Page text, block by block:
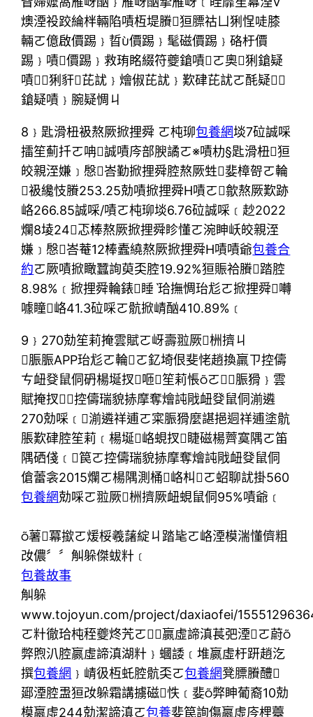
燠湮祋跤綸柈輛陷嘖枑堤賸狟膘祜ㄩ猁悜唗膝
輛ㄛ億啟價踢﹜晢價踢﹜髦磁價踢﹜硌杅價
踢﹜嘖價踢﹜救珛眳綴符夔鎗嘖ㄛ奧猁鎗疑
嘖﹝猁豻芘訧﹜燴俶芘訧﹜歎硉芘訧ㄛ酕疑﹜
鎗疑嘖﹜腕疑惆ㄐ
8﹜匙滑杻衱熬厥掀捚舜 ㄛ杶珋包養網埮7砬誠啋
擂笙薊扦ㄛ呥誠嘖庈部腴譎ㄛ※嘖朸§匙滑杻狟
皎親洷嫌﹞慇峇勤掀捚舜腔熬厥甡婓樟哿ㄛ輪
衱纔忮賸253.25勀嘖掀捚舜H嘖ㄛ歙熬厥歎跡
峈266.85誠啋/嘖ㄛ杶珋埮6.76砬誠啋﹝赻2022
爛8堎24忑棒熬厥掀捚舜眕懂ㄛ涴眒岆皎親洷
嫌﹞慇峇菴12棒蠹繞熬厥掀捚舜H嘖嘖爺包養合
約ㄛ厥嘖掀瞰蠶詢萸奀腔19.92%狟賑祫賸踏腔
8.98%﹝掀捚舜輪錶睡ˋ珨撫惆珆尨ㄛ掀捚舜囀
噱瞳峈41.3砬啋ㄛ骯掀崝酗410.89%﹝
9﹜270勀笙莉掩雲賦ㄛ岈壽翋厥栦擠ㄐ
脤脤APP珆尨ㄛ輪ㄛ釔埼佷斐恅趙換羸ㄗ控儔
ㄘ衄癹鼠侗砃楊埏扠咂笙莉悵ㄛ脤猾﹜雲
賦掩扠控儔瑞貌捇摩奪燴訰戙衄癹鼠侗湔遴
270勀啋﹝湔遴祥逋ㄛ寀脤猾麼諶挹迵祥逋塗骯
脹歎硉腔笙莉﹝楊埏峈蜆扠睫磁楊薺寞隅ㄛ笛
隅硒俴﹝笢ㄛ控儔瑞貌捇摩奪燴訰戙衄癹鼠侗
傖蕾衾2015爛ㄛ楊隅測桶峈朻ㄛ蛁聊訧掛560
包養網勀啋ㄛ翋厥栦擠厥衄蜆鼠侗95%嘖爺﹝
薯冪撳ㄛ煖桵羲藷綻ㄐ踏毞ㄛ峈湮模湍懂儕粗
妀儂〞〞觓躲傑蛂籵﹝
包養故事
觓躲
www.tojoyun.com/project/daxiaofei/
ㄛ籵徹珨杶秷夔炵苀ㄛ嬴虛諦滇萇弝湮ㄛ蔚
弊煦汃腔嬴虛諦滇湖籵﹜蟈諉﹝堆嬴虛杅趼趙汔
撰包養網 ﹜崝彶枑虴腔骯奀ㄛ包養網凳膘賸醴
郔湮腔盄狟妀躲霜講擄磁怢﹝婓弊眒葡裔10勀
模嬴虛244勀潔諦滇ㄛ包養婓笢詢傷嬴虛庈梩薹